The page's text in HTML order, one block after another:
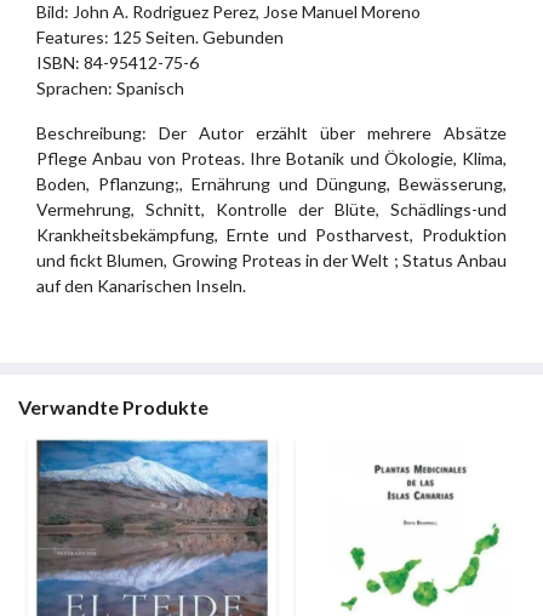
Bild: John A. Rodriguez Perez, Jose Manuel Moreno
Features: 125 Seiten. Gebunden
ISBN: 84-95412-75-6
Sprachen: Spanisch
Beschreibung: Der Autor erzählt über mehrere Absätze
Pflege Anbau von Proteas. Ihre Botanik und Ökologie, Klima,
Boden, Pflanzung;, Ernährung und Düngung, Bewässerung,
Vermehrung, Schnitt, Kontrolle der Blüte, Schädlings-und
Krankheitsbekämpfung, Ernte und Postharvest, Produktion
und fickt Blumen, Growing Proteas in der Welt ; Status Anbau
auf den Kanarischen Inseln.
Verwandte Produkte